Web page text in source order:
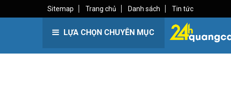
Sitemap Trang chủ Danh sách Tin tức
LỰA CHỌN CHUYÊN MỤC